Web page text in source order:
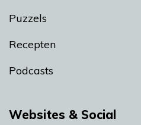
Puzzels
Recepten
Podcasts
Websites & Social